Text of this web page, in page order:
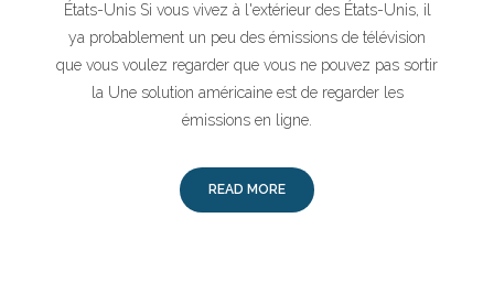
États-Unis Si vous vivez à l'extérieur des États-Unis, il
ya probablement un peu des émissions de télévision
que vous voulez regarder que vous ne pouvez pas sortir
la Une solution américaine est de regarder les
émissions en ligne.
READ MORE